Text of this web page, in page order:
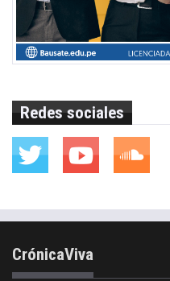
Redes sociales
CrónicaViva